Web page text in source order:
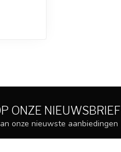
ONZE NIEUWSBRIEF
onze nieuwste aanbiedingen